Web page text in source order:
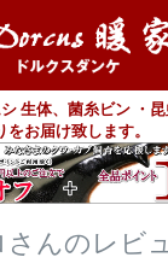
生体、菌糸ビン ・
お届け致します。
さんのレビ